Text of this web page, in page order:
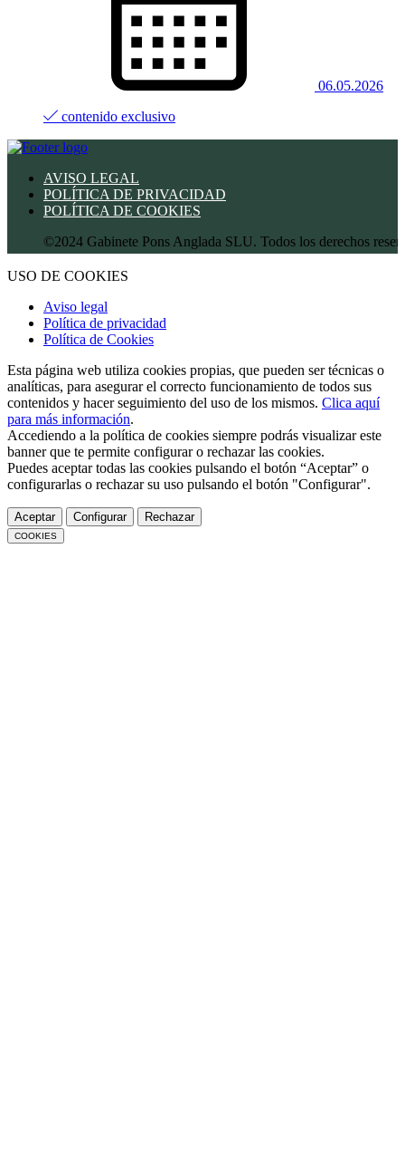
06.05.2026
contenido exclusivo
AVISO LEGAL
POLÍTICA DE PRIVACIDAD
POLÍTICA DE COOKIES
©2024 Gabinete Pons Anglada SLU. Todos los derechos reservados.
USO DE COOKIES
Aviso legal
Política de privacidad
Política de Cookies
Esta página web utiliza cookies propias, que pueden ser técnicas o
analíticas, para asegurar el correcto funcionamiento de todos sus
contenidos y hacer seguimiento del uso de los mismos. Clica aquí
para más información.
Accediendo a la política de cookies siempre podrás visualizar este
banner que te permite configurar o rechazar las cookies.
Puedes aceptar todas las cookies pulsando el botón “Aceptar” o
configurarlas o rechazar su uso pulsando el botón "Configurar".
Aceptar Configurar Rechazar
COOKIES